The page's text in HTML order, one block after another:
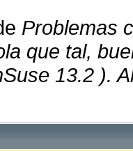
Problemas
que tal,
13.2 ).